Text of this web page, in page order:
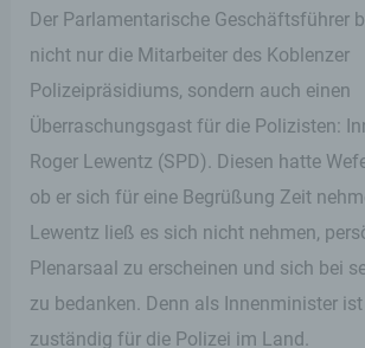
Der Parlamentarische Geschäftsführer
nicht nur die Mitarbeiter des Koblenzer
Polizeipräsidiums, sondern auch einen
Überraschungsgast für die Polizisten:
Roger Lewentz (SPD). Diesen hatte
ob er sich für eine Begrüßung Zeit
Lewentz ließ es sich nicht nehmen,
Plenarsaal zu erscheinen und sich bei
zu bedanken. Denn als Innenminister
zuständig für die Polizei im Land.